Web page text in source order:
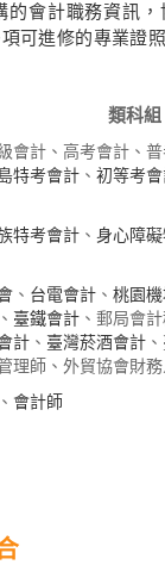
的會計職務資訊
可進修的專業證
類科組
會計、高考會計、普
特考會計、 初等考
特考會計、 身心障
、 台電會計、 桃園
、 臺鐵會計、郵局會計
計、 臺灣菸酒會計
理師、外貿協會財務
會計師